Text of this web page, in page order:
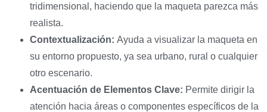
tridimensional, haciendo que la maqueta parezca más
realista.
Contextualización: Ayuda a visualizar la maqueta en
su entorno propuesto, ya sea urbano, rural o cualquier
otro escenario.
Acentuación de Elementos Clave: Permite dirigir la
atención hacia áreas o componentes específicos de la